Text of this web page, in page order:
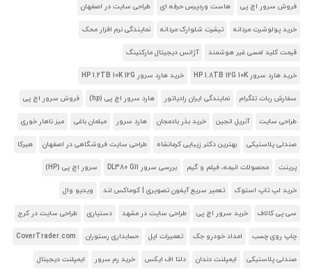
فروش سرور اچ پی هاست وردپرس حرفه ای طراحی سایت در اصفهان
خرید پولوشرت مردانه تیشرت شلوارک مردانه نمایندگی نرم افزار محک
قیمت کلید لمسی غیر هوشمند آژانس دیجیتال مارکتینگ
خرید هارد سرور HP 1.8TB 12G 10K خرید هارد سرور HP 1.2TB 10K 12G
سفارش ربات تلگرام نمایندگی ایران رادیاتور هارد سرور اچ پی (hp) فروش سرور اچ پی
طراحی سایت آنریل انجین خرید بذر بادمجان هارد سرور مبلمان باغی میز ناهار خوری
صندلی پلاستیکی بهترین دکتر زیبایی کرمانشاه طراحی سایت فروشگاهی در اصفهان هیرکا
پرینت محصولات انیمه، فیلم و گیم بررسی سرور DL380 G11 سرور اچ پی (HP)
خرید لپ تاپ استوک تعمیر سریع آیفون تصویری | کوماکس لند ویدیو وال
سی پی کالاف خرید سرور اچ پی طراحی سایت در مشهد دستیاری طراحی سایت در کرج
چاپ روی چسب امداد خودرو جک تعمیرات اپل حسابداری رستوران CoverTrader.com
صندلی پلاستیکی ایمپلنت دندان دلتا اف ایکس خرید رم سرور ایمپلنت دیجیتال